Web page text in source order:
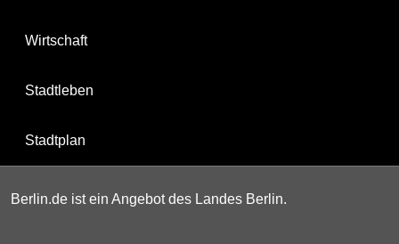
Wirtschaft
Stadtleben
Stadtplan
Berlin.de ist ein Angebot des Landes Berlin.